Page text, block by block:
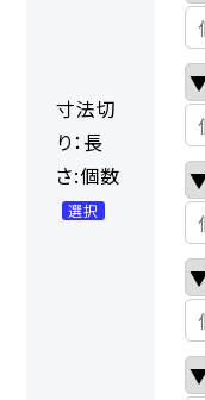
寸法切
り：長
さ:個数
選択